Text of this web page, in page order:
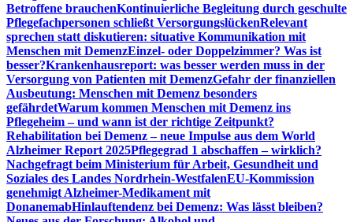
Betroffene brauchenKontinuierliche Begleitung durch geschulte
Pflegefachpersonen schließt VersorgungslückenRelevant
sprechen statt diskutieren: situative Kommunikation mit
Menschen mit DemenzEinzel- oder Doppelzimmer? Was ist
besser?Krankenhausreport: was besser werden muss in der
Versorgung von Patienten mit DemenzGefahr der finanziellen
Ausbeutung: Menschen mit Demenz besonders
gefährdetWarum kommen Menschen mit Demenz ins
Pflegeheim – und wann ist der richtige Zeitpunkt?
Rehabilitation bei Demenz – neue Impulse aus dem World
Alzheimer Report 2025Pflegegrad 1 abschaffen – wirklich?
Nachgefragt beim Ministerium für Arbeit, Gesundheit und
Soziales des Landes Nordrhein-WestfalenEU-Kommission
genehmigt Alzheimer-Medikament mit
DonanemabHinlauftendenz bei Demenz: Was lässt bleiben?